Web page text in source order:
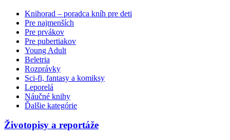
Knihorad – poradca kníh pre deti
Pre najmenších
Pre prvákov
Pre pubertiakov
Young Adult
Beletria
Rozprávky
Sci-fi, fantasy a komiksy
Leporelá
Náučné knihy
Ďalšie kategórie
Životopisy a reportáže